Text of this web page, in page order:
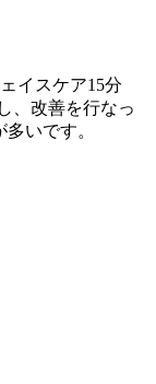
イスケア15分
、改善を行なっ
いです。